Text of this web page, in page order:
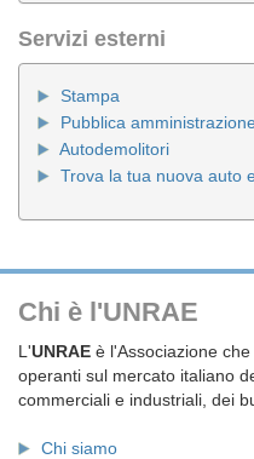
Servizi esterni
Stampa
Pubblica
Autodemolitori
Trova la tua nuova auto
Chi è l'UNRAE
L'UNRAE è l'Associazione
operanti sul mercato italiano
commerciali e industriali, dei
Chi siamo